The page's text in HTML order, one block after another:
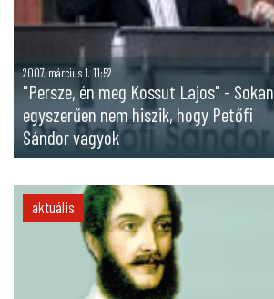
2007. március 1. 11:52
"Persze, én meg Kossut Lajos" - Sokan
egyszerűen nem hiszik, hogy Petőfi
Sándor vagyok
aktuális